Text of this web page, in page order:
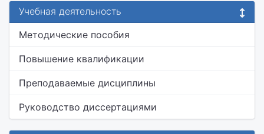
Учебная деятельность
Методические пособия
Повышение квалификации
Преподаваемые дисциплины
Руководство диссертациями